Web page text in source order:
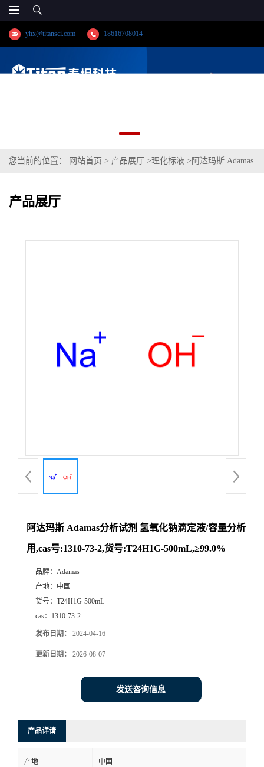
yhx@titansci.com 18616708014
您当前的位置： 网站首页 > 产品展厅 >理化标液 > 阿达玛斯 Adamas
号:T24H1G-500mL,≥99.0%
产品展厅
阿达玛斯 Adamas分析试剂 氢氧化钠滴定液/容量分析
用,cas号:1310-73-2,货号:T24H1G-500mL,≥99.0%
品牌： Adamas
产地： 中国
货号： T24H1G-500mL
cas： 1310-73-2
发布日期： 2024-04-16
更新日期： 2026-08-07
发送咨询信息
产品详请
产地 中国